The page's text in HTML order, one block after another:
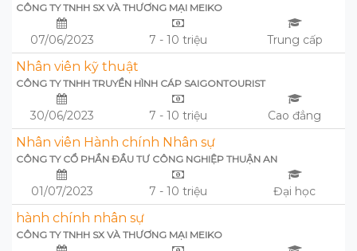
CÔNG TY TNHH SX VÀ THƯƠNG MẠI MEIKO
07/06/2023 7 - 10 triệu Trung cấp
Nhân viên kỹ thuật
CÔNG TY TNHH TRUYỀN HÌNH CÁP SAIGONTOURIST
30/06/2023 7 - 10 triệu Cao đẳng
Nhân viên Hành chính Nhân sự
CÔNG TY CỔ PHẦN ĐẦU TƯ CÔNG NGHIỆP THUẬN AN
01/07/2023 7 - 10 triệu Đại học
hành chính nhân sự
CÔNG TY TNHH SX VÀ THƯƠNG MẠI MEIKO